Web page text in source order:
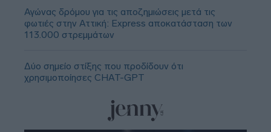
Αγώνας δρόμου για τις αποζημιώσεις μετά τις
φωτιές στην Αττική: Express αποκατάσταση των
113.000 στρεμμάτων
Δύο σημείο στίξης που προδίδουν ότι
χρησιμοποίησες CHAT-GPT